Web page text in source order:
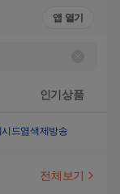
앱 열기
인기상품
시드염색제방송
전체보기